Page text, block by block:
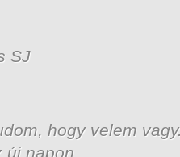
SJ
hogy velem
új napon.